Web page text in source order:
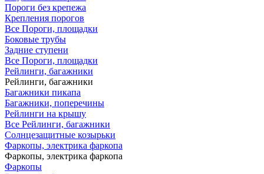
Пороги без крепежа
Крепления порогов
Все Пороги, площадки
Боковые трубы
Задние ступени
Все Пороги, площадки
Рейлинги, багажники
Рейлинги, багажники
Багажники пикапа
Багажники, поперечины
Рейлинги на крышу
Все Рейлинги, багажники
Солнцезащитные козырьки
Фаркопы, электрика фаркопа
Фаркопы, электрика фаркопа
Фаркопы